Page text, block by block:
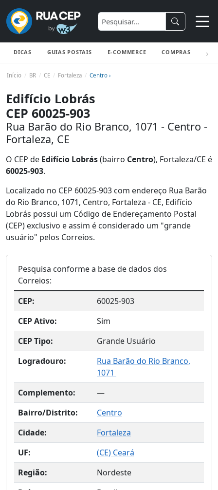
DICAS GUIAS POSTAIS E-COMMERCE COMPRAS
Início BR CE Fortaleza Centro ›
Edifício Lobrás
CEP 60025-903
Rua Barão do Rio Branco, 1071 - Centro -
Fortaleza, CE
O CEP de Edifício Lobrás(bairro Centro), Fortaleza/CE é
60025-903.
Localizado no CEP 60025-903 com endereço Rua Barão
do Rio Branco, 1071, Centro, Fortaleza - CE, Edifício
Lobrás possui um Código de Endereçamento Postal
(CEP) exclusivo e assim é considerado um "grande
usuário" pelos Correios.
Pesquisa conforme a base de dados dos
Correios:
CEP:
60025-903
CEP Ativo:
Sim
CEP Tipo:
Grande Usuário
Logradouro:
Rua Barão do Rio Branco,
1071
Complemento:
—
Bairro/Distrito:
Centro
Cidade:
Fortaleza
UF:
(CE) Ceará
Região:
Nordeste